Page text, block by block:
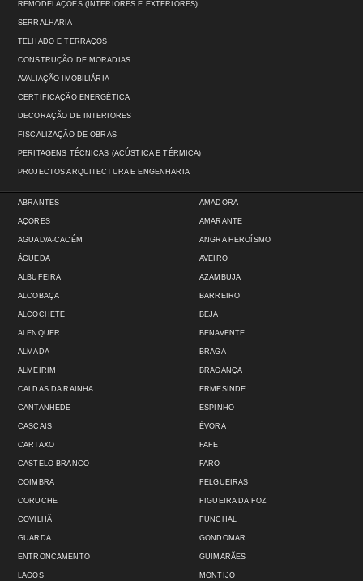
REMODELAÇÕES (INTERIORES E EXTERIORES)
SERRALHARIA
TELHADO E TERRAÇOS
CONSTRUÇÃO DE MORADIAS
AVALIAÇÃO IMOBILIÁRIA
CERTIFICAÇÃO ENERGÉTICA
DECORAÇÃO DE INTERIORES
FISCALIZAÇÃO DE OBRAS
PERITAGENS TÉCNICAS (ACÚSTICA E TÉRMICA)
PROJECTOS ARQUITECTURA E ENGENHARIA
ABRANTES
AÇORES
AGUALVA-CACÉM
ÁGUEDA
ALBUFEIRA
ALCOBAÇA
ALCOCHETE
ALENQUER
ALMADA
ALMEIRIM
AMADORA
AMARANTE
ANGRA HEROÍSMO
AVEIRO
AZAMBUJA
BARREIRO
BEJA
BENAVENTE
BRAGA
BRAGANÇA
CALDAS DA RAINHA
CANTANHEDE
CASCAIS
CARTAXO
CASTELO BRANCO
COIMBRA
CORUCHE
COVILHÃ
GUARDA
ENTRONCAMENTO
ERMESINDE
ESPINHO
ÉVORA
FAFE
FARO
FELGUEIRAS
FIGUEIRA DA FOZ
FUNCHAL
GONDOMAR
GUIMARÃES
LAGOS MONTIJO